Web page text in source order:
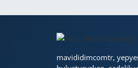
mavididimcomtr,